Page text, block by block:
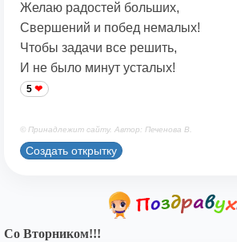
Желаю радостей больших,
Свершений и побед немалых!
Чтобы задачи все решить,
И не было минут усталых!
5
© Принадлежит сайту. Автор: Печенова В.
Создать открытку
Со Вторником!!!